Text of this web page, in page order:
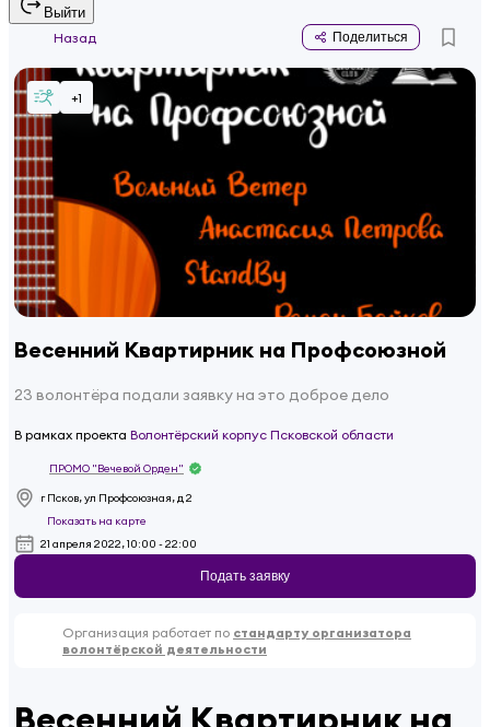
Выйти
Назад
Поделиться
+1
Весенний Квартирник на Профсоюзной
23 волонтёра подали заявку на это доброе дело
В рамках проекта Волонтёрский корпус Псковской области
ПРОМО "Вечевой Орден"
г Псков, ул Профсоюзная, д 2
Показать на карте
21 апреля 2022, 10:00 - 22:00
Подать заявку
Организация работает по стандарту организатора
волонтёрской деятельности